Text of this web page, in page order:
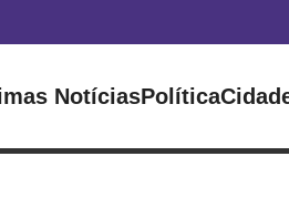
NotíciasPolítica